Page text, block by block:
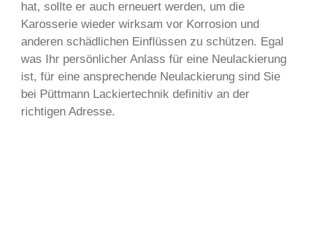
hat, sollte er auch erneuert werden, um die
Karosserie wieder wirksam vor Korrosion und
anderen schädlichen Einflüssen zu schützen. Egal
was Ihr persönlicher Anlass für eine Neulackierung
ist, für eine ansprechende Neulackierung sind Sie
bei Püttmann Lackiertechnik definitiv an der
richtigen Adresse.